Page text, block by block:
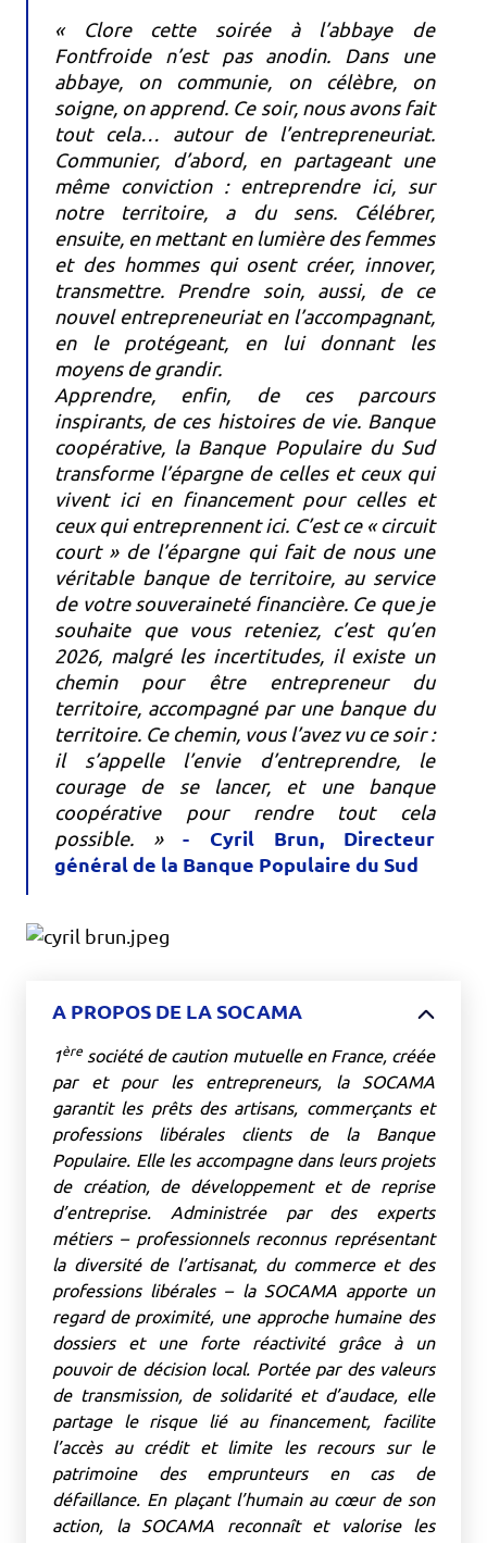
« Clore cette soirée à l’abbaye de
Fontfroide n’est pas anodin. Dans une
abbaye, on communie, on célèbre, on
soigne, on apprend. Ce soir, nous avons fait
tout cela… autour de l’entrepreneuriat.
Communier, d’abord, en partageant une
même conviction : entreprendre ici, sur
notre territoire, a du sens. Célébrer,
ensuite, en mettant en lumière des femmes
et des hommes qui osent créer, innover,
transmettre. Prendre soin, aussi, de ce
nouvel entrepreneuriat en l’accompagnant,
en le protégeant, en lui donnant les
moyens de grandir.
Apprendre, enfin, de ces parcours
inspirants, de ces histoires de vie. Banque
coopérative, la Banque Populaire du Sud
transforme l’épargne de celles et ceux qui
vivent ici en financement pour celles et
ceux qui entreprennent ici. C’est ce « circuit
court » de l’épargne qui fait de nous une
véritable banque de territoire, au service
de votre souveraineté financière. Ce que je
souhaite que vous reteniez, c’est qu’en
2026, malgré les incertitudes, il existe un
chemin pour être entrepreneur du
territoire, accompagné par une banque du
territoire. Ce chemin, vous l’avez vu ce soir :
il s’appelle l’envie d’entreprendre, le
courage de se lancer, et une banque
coopérative pour rendre tout cela
possible. »- Cyril Brun, Directeur
général de la Banque Populaire du Sud
A PROPOS DE LA SOCAMA
1ère société de caution mutuelle en France, créée
par et pour les entrepreneurs, la SOCAMA
garantit les prêts des artisans, commerçants et
professions libérales clients de la Banque
Populaire. Elle les accompagne dans leurs projets
de création, de développement et de reprise
d’entreprise. Administrée par des experts
métiers – professionnels reconnus représentant
la diversité de l’artisanat, du commerce et des
professions libérales – la SOCAMA apporte un
regard de proximité, une approche humaine des
dossiers et une forte réactivité grâce à un
pouvoir de décision local. Portée par des valeurs
de transmission, de solidarité et d’audace, elle
partage le risque lié au financement, facilite
l’accès au crédit et limite les recours sur le
patrimoine des emprunteurs en cas de
défaillance. En plaçant l’humain au cœur de son
action, la SOCAMA reconnaît et valorise les